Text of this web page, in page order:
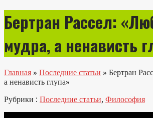
Бертран Рассел:
мудра, а ненависть
Главная » Последние статьи » Бертран
а ненависть глупа»
Рубрики : Последние статьи, Философия